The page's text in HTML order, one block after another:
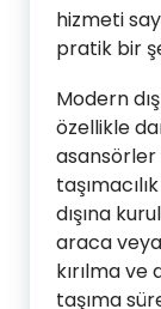
hizmeti
pratik bir
Modern
özellikle
asansörler
dışına
araca
kırılma
taşıma